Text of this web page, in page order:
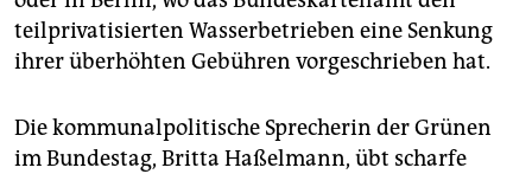
teilprivatisierten Wasserbetrieben eine Senkung
ihrer überhöhten Gebühren vorgeschrieben hat.
Die kommunalpolitische Sprecherin der Grünen
im Bundestag, Britta Haßelmann, übt scharfe